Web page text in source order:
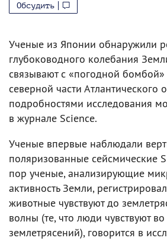
Обсудить
Ученые из Японии обнаружили
глубоководного колебания
связывают с «погодной
северной части Атлантического
подробностями исследования
в журнале Science.
Ученые впервые наблюдали
поляризованные сейсмические
пор ученые, анализирующие
активность Земли,
животные чувствуют до
волны (те, что люди чувствуют
землетрясений), говорится в